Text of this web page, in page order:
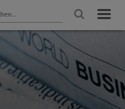
JOKER®
ONE®
-
VERANSTALTUNGEN
Veranstaltungen
2025 - Übersicht
FRÜHLING
Gummersbach 2026